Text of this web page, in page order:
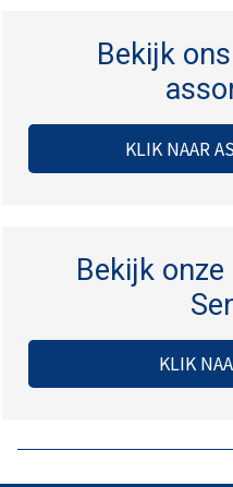
Bekijk
KLIK NAAR
Bekijk
KLIK